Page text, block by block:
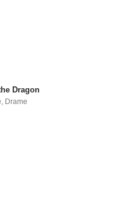
Dragon
, Drame